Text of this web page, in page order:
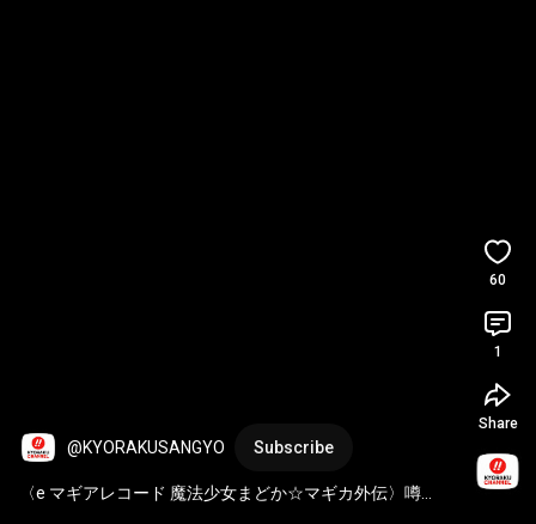
@KYORAKUSANGYO Subscribe
〈e マギアレコード 魔法少女まどか☆マギカ外伝〉噂
60
1
Share